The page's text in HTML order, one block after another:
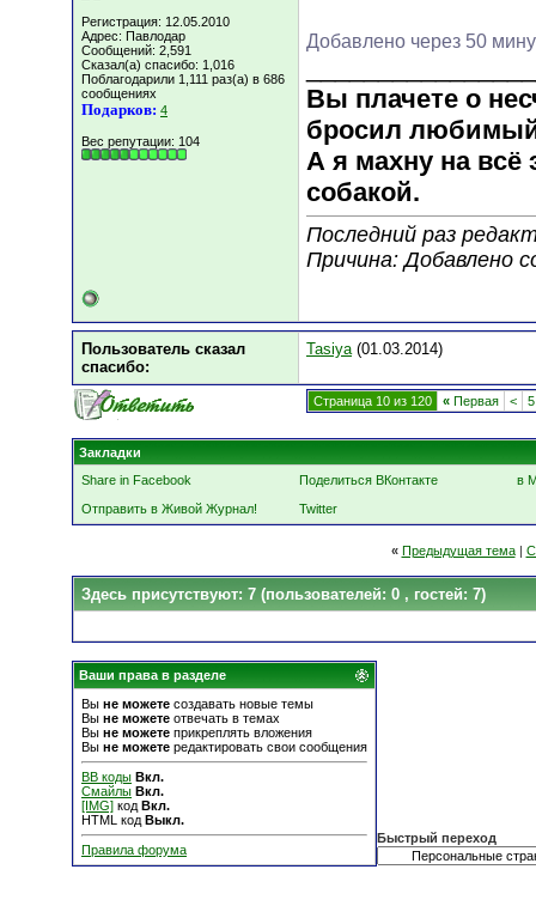
Регистрация: 12.05.2010
Адрес: Павлодар
Сообщений: 2,591
Сказал(а) спасибо: 1,016
Поблагодарили 1,111 раз(а) в 686
сообщениях
Подарков: 4
Вес репутации: 104
Добавлено через 50
Вы плачете о
бросил
А я махну на всё
собакой.
Последний раз
Причина: Добавлено
Пользователь сказал
cпасибо:
Tasiya(01.03.2014)
Страница 10 из 120 « Первая < 5
Закладки
Share in Facebook
Поделиться ВКонтакте
в
Отправить в Живой Журнал!
Twitter
« Предыдущая тема|
Здесь присутствуют: 7 (пользователей: 0 , гостей: 7)
Ваши права в разделе
Вы не можете создавать новые темы
Вы не можете отвечать в темах
Вы не можете прикреплять вложения
Вы не можете редактировать свои сообщения
BB коды Вкл.
Смайлы Вкл.
[IMG] код Вкл.
HTML код Выкл.
Правила форума
Быстрый переход